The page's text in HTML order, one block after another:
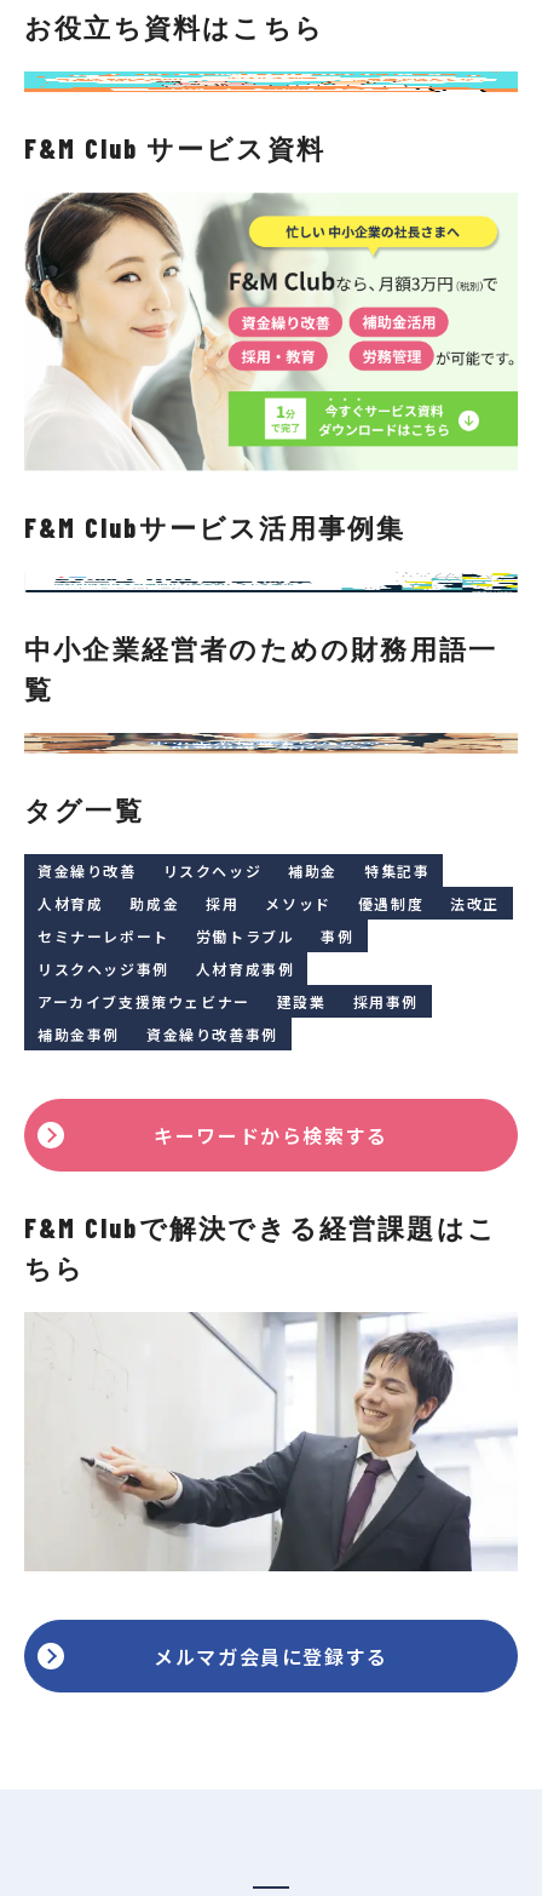
お役立ち資料はこちら
F&M Club サービス資料
F&M Clubサービス活用事例集
中小企業経営者のための財務用語一
覧
タグ一覧
資金繰り改善 リスクヘッジ 補助金
特集記事
人材育成
助成金 採用 メソッド 優遇制度
法改正
セミナーレポート
労働トラブル
事例
リスクヘッジ事例
人材育成事例
アーカイブ支援策ウェビナー
建設業
採用事例
補助金事例
資金繰り改善事例
キーワードから検索する
F&M Clubで解決できる経営課題はこ
ちら
メルマガ会員に登録する